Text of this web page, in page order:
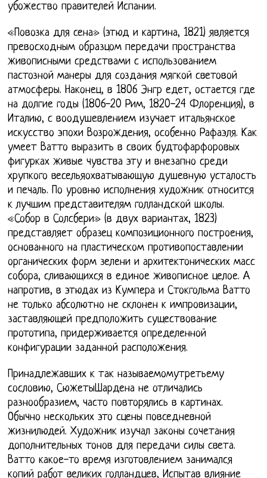
убожество правителей Испании.
«Повозка для сена» (этюд и картина, 1821) является
превосходным образцом передачи пространства
живописными средствами с использованием
пастозной манеры для создания мягкой световой
атмосферы. Наконец, в 1806 Энгр едет, остается где
на долгие годы (1806-20 Рим, 1820-24 Флоренция), в
Италию, с воодушевлением изучает итальянское
искусство эпохи Возрождения, особенно Рафаэля. Как
умеет Ватто выразить в своих будтофарфоровых
фигурках живые чувства эту и внезапно среди
хрупкого весельяохватывающую душевную усталость
и печаль. По уровню исполнения художник относится
к лучшим представителям голландской школы.
«Собор в Солсбери» (в двух вариантах, 1823)
представляет образец композиционного построения,
основанного на пластическом противопоставлении
органических форм зелени и архитектонических масс
собора, сливающихся в единое живописное целое. А
напротив, в этюдах из Кумпера и Стокгольма Ватто
не только абсолютно не склонен к импровизации,
заставляющей предположить существование
прототипа, придерживается определенной
конфигурации заданной расположения.
Принадлежавших к так называемомутретьему
сословию, СюжетыШардена не отличались
разнообразием, часто повторялись в картинах.
Обычно нескольких это сцены повседневной
жизнилюдей. Художник изучал законы сочетания
дополнительных тонов для передачи силы света.
Ватто какое-то время изготовлением занимался
копий работ великих голландцев, Испытав влияние